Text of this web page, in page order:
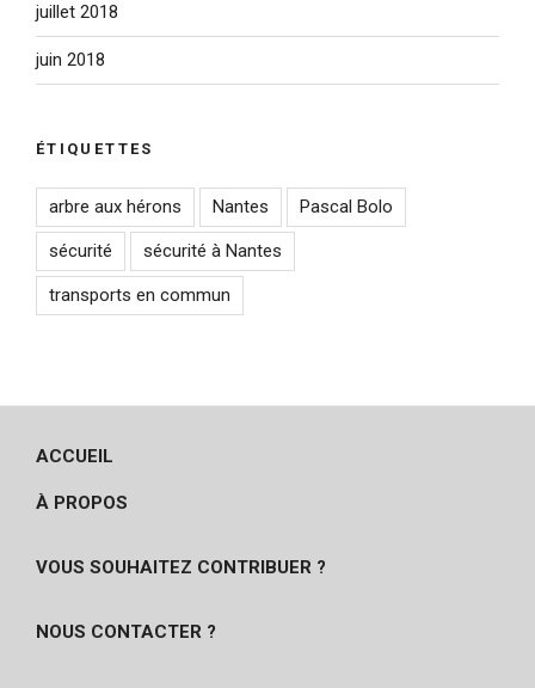
juillet 2018
juin 2018
ÉTIQUETTES
arbre aux hérons Nantes Pascal Bolo
sécurité sécurité à Nantes
transports en commun
ACCUEIL
À PROPOS
VOUS SOUHAITEZ CONTRIBUER ?
NOUS CONTACTER ?